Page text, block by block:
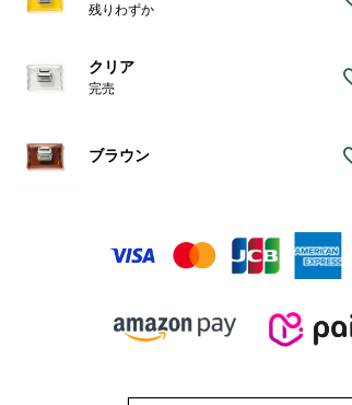
残りわずか
クリア
完売
ブラウン